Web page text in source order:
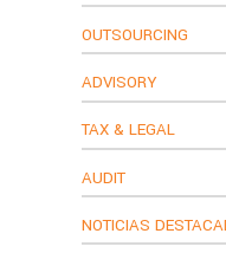
OUTSOURCING
ADVISORY
TAX & LEGAL
AUDIT
NOTICIAS